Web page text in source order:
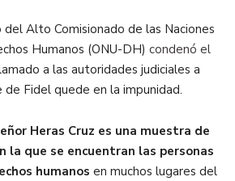
del Alto Comisionado de las Naciones
Humanos (ONU-DH) condenó el
a las autoridades judiciales a
Fidel quede en la impunidad.
Heras Cruz es una muestra de
la que se encuentran las personas
humanos en muchos lugares del